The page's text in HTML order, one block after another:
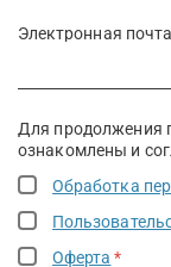
Электронная
Для продолжения
ознакомлены и
Обработка
Оферта *